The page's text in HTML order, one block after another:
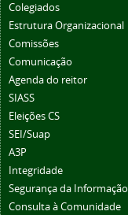
Colegiados
Estrutura Organizacional
Comissões
Comunicação
Agenda do reitor
SIASS
Eleições CS
SEI/Suap
A3P
Integridade
Segurança da Informação
Consulta à Comunidade